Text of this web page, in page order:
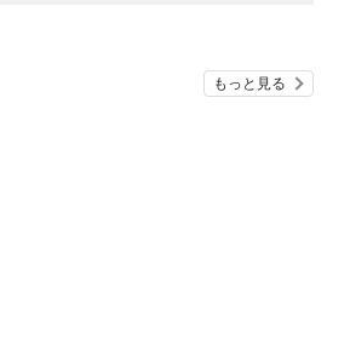
もっと見る